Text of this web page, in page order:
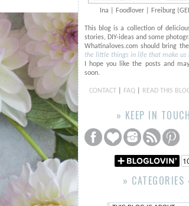
Ina | Foodlover | Freiburg
This blog is a collection of
stories, DIY-ideas and some
Whatinaloves.com should bring
the little things in life that make us
I hope you like the posts and
soon.
CONTACT FAQ READ THIS
» KEEP IN
» CATEGORIES